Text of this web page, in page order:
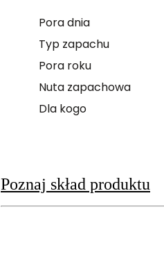
Pora dnia
Typ zapachu
Pora roku
Nuta zapachowa
Dla kogo
Poznaj skład produktu